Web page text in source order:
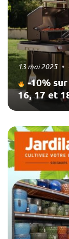
-10%
16, 17 et
13 mai 2025